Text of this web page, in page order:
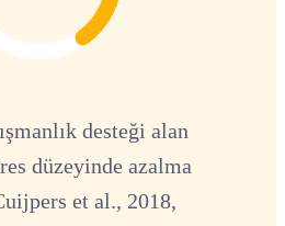
desteği alan
düzeyinde azalma
et al., 2018,